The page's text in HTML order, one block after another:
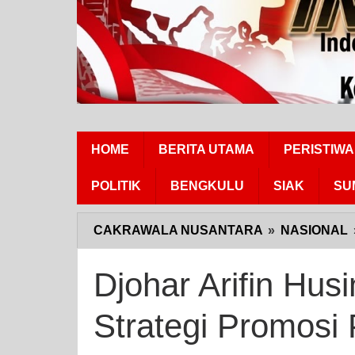
HOME BERITA UTAMA PERISTIWA
POLITIK BENGKULU SIAK
CAKRAWALA NUSANTARA » NASIONAL
Djohar Arifin
Strategi Promosi